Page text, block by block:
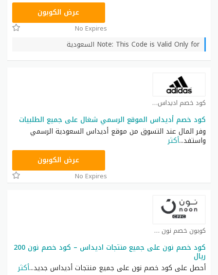
RAN123عرض الكوبون
No Expires
Note: This Code is Valid Only for السعودية
كود خصم اديداس كوبون
كود خصم أديداس الموقع الرسمي شغال على جميع الطلبيات
وفر المال عند التسوق من موقع أديداس السعودية الرسمي
واستفد...أكثر
RAN123عرض الكوبون
No Expires
كوبون خصم نون كوبون
كود خصم نون على جميع منتجات اديداس – كود خصم نون 200
ريال
أحصل على كود خصم نون على جميع منتجات أديداس جديد...أكثر